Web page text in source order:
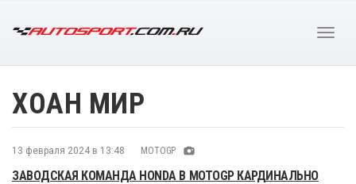
ХОАН МИР
13 февраля 2024 в 13:48 MOTOGP
ЗАВОДСКАЯ КОМАНДА HONDA В MOTOGP КАРДИНАЛЬНО